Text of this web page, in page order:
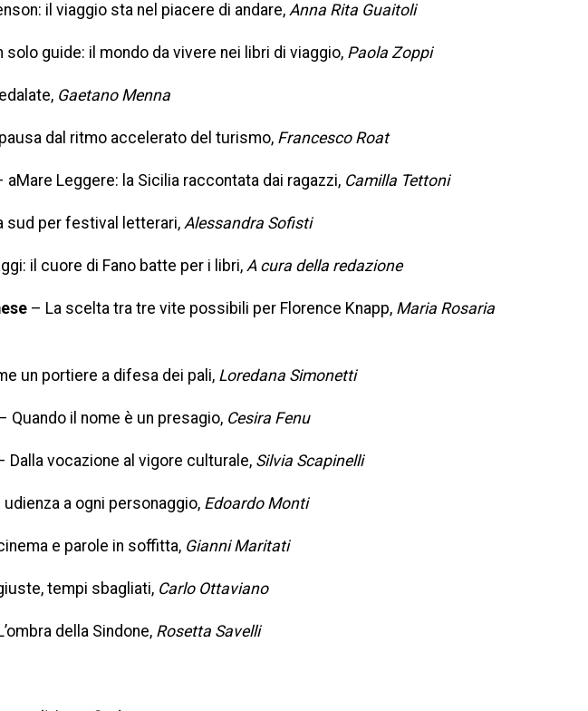
il viaggio sta nel piacere di andare, Anna Rita Guaitoli
solo guide: il mondo da vivere nei libri di viaggio, Paola Zoppi
Gaetano Menna
dal ritmo accelerato del turismo, Francesco Roat
aMare Leggere: la Sicilia raccontata dai ragazzi, Camilla Tettoni
sud per festival letterari, Alessandra Sofisti
il cuore di Fano batte per i libri, A cura della redazione
– La scelta tra tre vite possibili per Florence Knapp, Maria Rosaria
un portiere a difesa dei pali, Loredana Simonetti
Quando il nome è un presagio, Cesira Fenu
Dalla vocazione al vigore culturale, Silvia Scapinelli
udienza a ogni personaggio, Edoardo Monti
e parole in soffitta, Gianni Maritati
tempi sbagliati, Carlo Ottaviano
della Sindone, Rosetta Savelli